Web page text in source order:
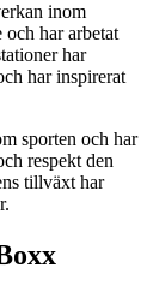
inom
har arbetat
har
har inspirerat
sporten och har
respekt den
tillväxt har